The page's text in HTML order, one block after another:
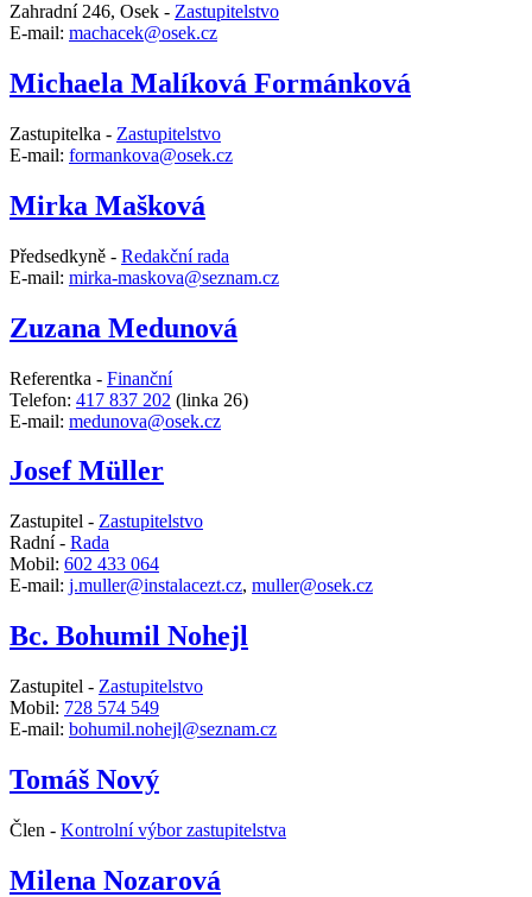
Zahradní 246, Osek - Zastupitelstvo
E-mail: machacek@osek.cz
Michaela Malíková Formánková
Zastupitelka - Zastupitelstvo
E-mail: formankova@osek.cz
Mirka Mašková
Předsedkyně - Redakční rada
E-mail: mirka-maskova@seznam.cz
Zuzana Medunová
Referentka - Finanční
Telefon: 417 837 202 (linka 26)
E-mail: medunova@osek.cz
Josef Müller
Zastupitel - Zastupitelstvo
Radní - Rada
Mobil: 602 433 064
E-mail: j.muller@instalacezt.cz, muller@osek.cz
Bc. Bohumil Nohejl
Zastupitel - Zastupitelstvo
Mobil: 728 574 549
E-mail: bohumil.nohejl@seznam.cz
Tomáš Nový
Člen - Kontrolní výbor zastupitelstva
Milena Nozarová